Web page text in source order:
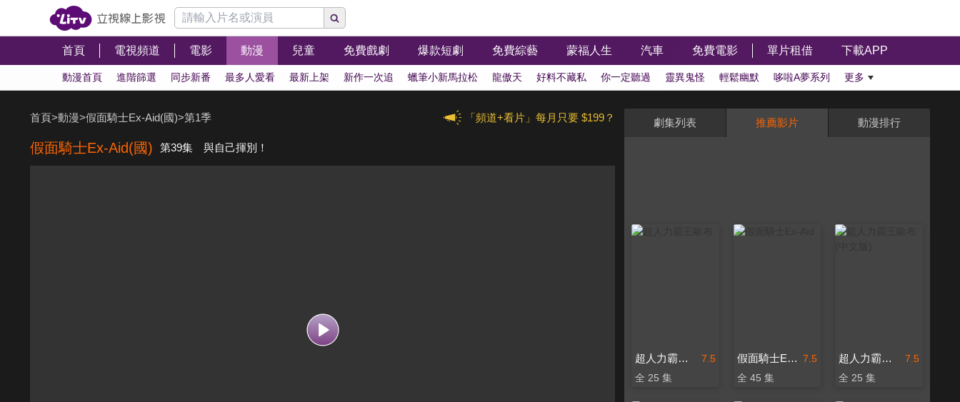
首頁 電視頻道 電影 動漫 兒童 免費戲劇 爆款短劇 免費綜藝 蒙福人生 汽車 免費電影 單片租借 下載APP
動漫首頁 進階篩選 同步新番 最多人愛看 最新上架 新作一次追 蠟筆小新馬拉松 龍傲天 好料不藏私 你一定聽過 靈異鬼怪 輕鬆幽默 哆啦A夢系列 更多
「頻道+看片」每月只要 $199？
首頁>動漫>假面騎士Ex-Aid(國)>第1季
假面騎士Ex-Aid(國) 第39集 與自己揮別！
劇集列表 推薦影片 動漫排行
7.5
超人力霸王歐布
全 25 集
7.5
假面騎士Ex-Aid
全 45 集
7.5
超人力霸王歐布(中文版)
全 25 集